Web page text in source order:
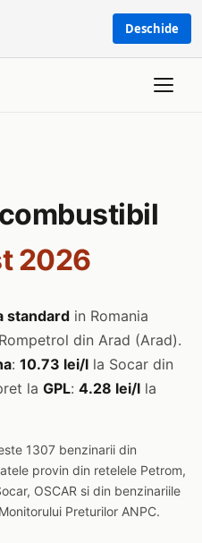
Deschide
2026
standard in Romania
din Arad (Arad).
: 10.73 lei/l la Socar din
la GPL: 4.28 lei/l la
1307 benzinarii din
provin din retelele Petrom,
OSCAR si din benzinariile
Preturilor ANPC.